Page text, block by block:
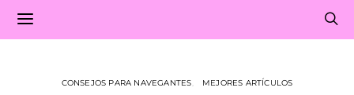
CONSEJOS PARA NAVEGANTES MEJORES ARTÍCULOS